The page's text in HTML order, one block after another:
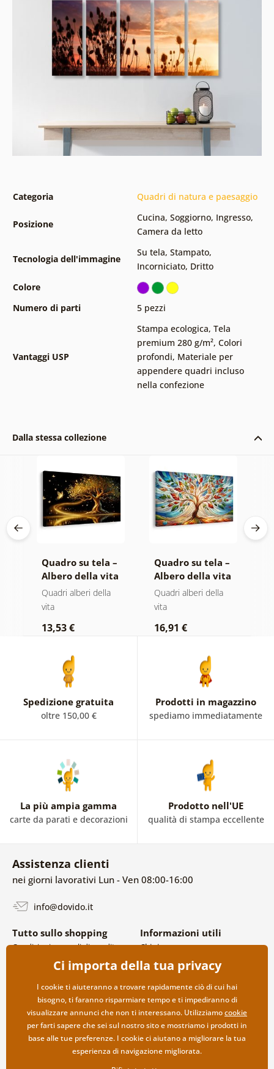
Categoria Quadri di natura e paesaggio
Posizione
Cucina, Soggiorno, Ingresso,
Camera da letto
Tecnologia dell'immagine
Su tela, Stampato,
Incorniciato, Dritto
Colore
Numero di parti
5 pezzi
Vantaggi USP
Stampa ecologica, Tela
premium 280 g/m², Colori
profondi, Materiale per
appendere quadri incluso
nella confezione
Dalla stessa collezione
Quadro su tela –
Albero della vita
magia dorata
Quadri alberi della
vita
13,53 €
Quadro su tela –
Albero della vita
in vetrata
colorata
Quadri alberi della
vita
16,91 €
Spedizione gratuita
oltre 150,00 €
Prodotti in magazzino
spediamo immediatamente
La più ampia gamma
carte da parati e decorazioni
Prodotto nell'UE
qualità di stampa eccellente
Assistenza clienti
nei giorni lavorativi Lun - Ven 08:00-16:00
info@dovido.it
Tutto sullo shopping
Condizioni generali di vendita e
Politica sulla privacy
Opzioni di spedizione e
pagamento
Reso della merce
Informazioni utili
Chi siamo
FAQ
Contatti
Collaborazione all’ingrosso
Ci importa della tua privacy
I cookie ti aiuteranno a trovare rapidamente ciò di cui hai
bisogno, ti faranno risparmiare tempo e ti impediranno di
visualizzare annunci che non ti interessano. Utilizziamocookie
per farti sapere che sei sul nostro sito e mostriamo i prodotti in
base alle tue preferenze. I cookie ci aiutano a migliorare la tua
esperienza di navigazione migliorata.